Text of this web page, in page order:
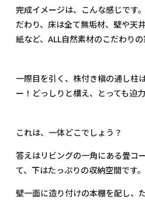
完成イメージは、こんな感じで
だわり、床は全て無垢材、壁や天
紙など、ALL自然素材のこだわりの
一際目を引く、株付き槇の通し柱
ー！どっしりと構え、とっても迫力
これは、一体どこでしょう？
答えはリビングの一角にある畳コ
て、下はたっぷりの収納空間です。
壁一面に造り付けの本棚を配し、